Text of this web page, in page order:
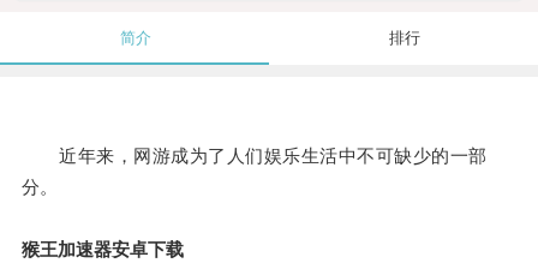
简介 排行
近年来，网游成为了人们娱乐生活中不可缺少的一部
分。
猴王加速器安卓下载